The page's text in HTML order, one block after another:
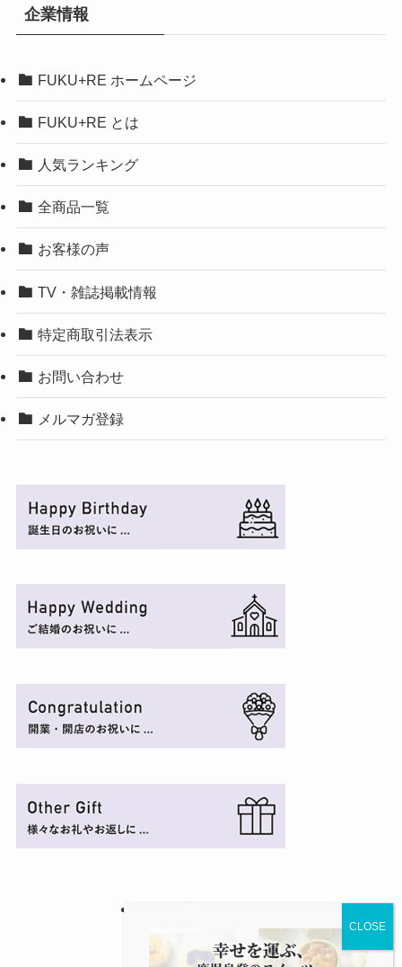
企業情報
FUKU+RE ホームページ
FUKU+RE とは
人気ランキング
全商品一覧
お客様の声
TV・雑誌掲載情報
特定商取引法表示
お問い合わせ
メルマガ登録